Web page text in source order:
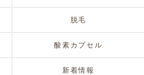
脱毛
酸素カプセル
新着情報